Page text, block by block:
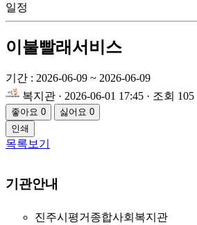
일정
이불빨래서비스
기간 : 2026-06-09 ~ 2026-06-09
복지관 · 2026-06-01 17:45 · 조회 105
좋아요 0 싫어요 0
인쇄
목록보기
기관안내
진주시평거종합사회복지관